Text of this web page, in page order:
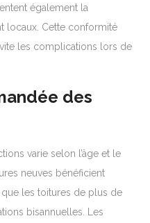
également la
locaux. Cette conformité
les complications lors de
des
varie selon l’âge et le
neuves bénéficient
que les toitures de plus de
bisannuelles. Les